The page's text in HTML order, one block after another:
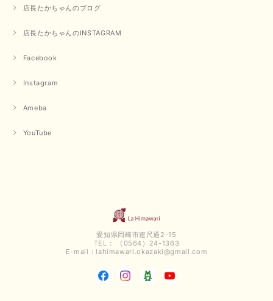
店長たかちゃんのブログ
店長たかちゃんのINSTAGRAM
Facebook
Instagram
Ameba
YouTube
愛知県岡崎市連尺通2-15
TEL： （0564）24-1363
E-mail： lahimawari.okazaki@gmail.com